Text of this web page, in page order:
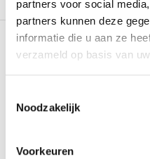
partners voor social
partners kunnen deze
informatie die u aan ze
verzameld op basis van
Noodzakelijk
Voorkeuren
water en hoge
corrosie en slijtage in
Het gebruik van Eurol
Technology in deze
smering, bescherming en
van de fabrikant te volgen
gebruik van smeervetten in
Gerelateerde